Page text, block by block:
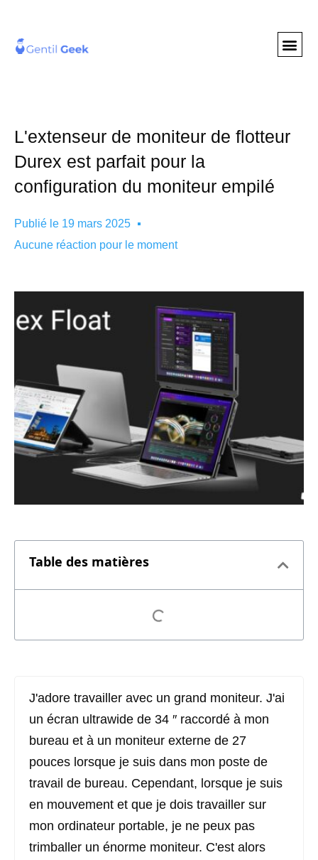
L'extenseur de moniteur de flotteur
Durex est parfait pour la
configuration du moniteur empilé
Publié le 19 mars 2025
Aucune réaction pour le moment
Table des matières
J'adore travailler avec un grand moniteur. J'ai
un écran ultrawide de 34 ″ raccordé à mon
bureau et à un moniteur externe de 27
pouces lorsque je suis dans mon poste de
travail de bureau. Cependant, lorsque je suis
en mouvement et que je dois travailler sur
mon ordinateur portable, je ne peux pas
trimballer un énorme moniteur. C'est alors